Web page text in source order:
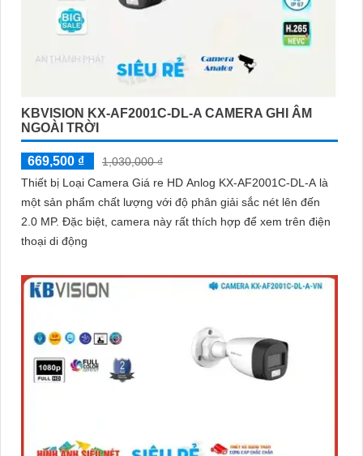
KBVISION KX-AF2001C-DL-A CAMERA GHI ÂM
NGOÀI TRỜI
669,500 ₫
1,030,000 ₫
Thiết bị Loại Camera Giá re HD Anlog KX-AF2001C-DL-A là
một sản phẩm chất lượng với độ phân giải sắc nét lên đến
2.0 MP. Đặc biệt, camera này rất thích hợp để xem trên điện
thoại di động